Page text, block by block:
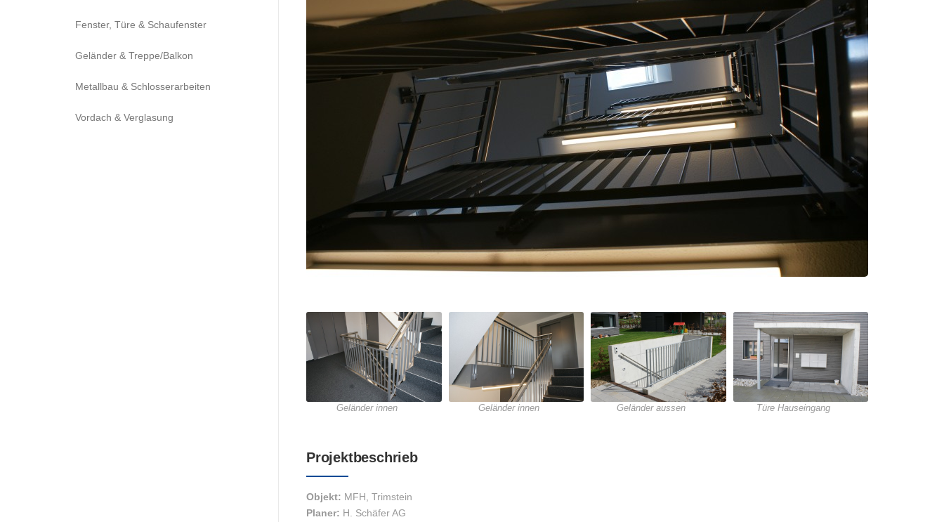
Geländer innen Geländer innen Geländer aussen Türe Hauseingang
Projektbeschrieb
Objekt: MFH, Trimstein
Planer: H. Schäfer AG
Fenster, Türe & Schaufenster
Geländer & Treppe/Balkon
Metallbau & Schlosserarbeiten
Vordach & Verglasung